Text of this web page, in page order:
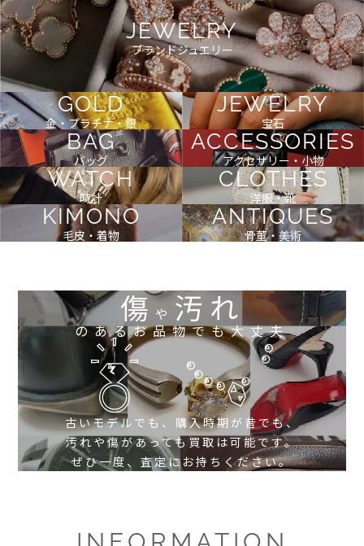
JEWELRY
ブランドジュエリー
GOLD
金・プラチナ・銀
JEWELRY
宝石
BAG
バッグ
ACCESSORIES
アクセサリー・小物
WATCH
時計
CLOTHES
洋服・靴
KIMONO
毛皮・着物
ANTIQUES
骨董・美術
傷や 汚れ
のあるお品物でも大丈夫
古いモデルでも、購入時期が昔でも、
汚れや傷があっても買取は可能です。
ぜひ一度、査定にお持ちください。